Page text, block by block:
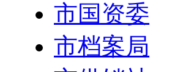
市国资委
市档案局